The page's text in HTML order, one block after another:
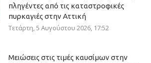
πληγέντες από τις καταστροφικές
πυρκαγιές στην Αττική
Τετάρτη, 5 Αυγούστου 2026, 17:52
Μειώσεις στις τιμές καυσίμων στην